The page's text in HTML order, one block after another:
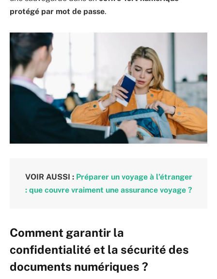
protégé par mot de passe.
VOIR AUSSI : Préparer un voyage à l’étranger
: que couvre vraiment une assurance voyage ?
Comment garantir la
confidentialité et la sécurité des
documents numériques ?